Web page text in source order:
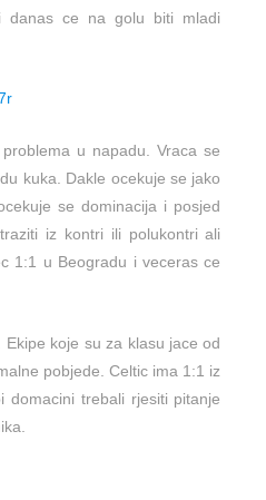
danas ce na golu biti mladi
u napadu. Vraca se
kuka. Dakle ocekuje se jako
se dominacija i posjed
iz kontri ili polukontri ali
1:1 u Beogradu i veceras ce
koje su za klasu jace od
pobjede. Celtic ima 1:1 iz
domacini trebali rjesiti pitanje